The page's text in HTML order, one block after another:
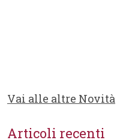
Vai alle altre Novità
Articoli recenti